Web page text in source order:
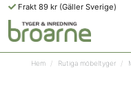
Frakt 89 kr (Gäller Sverige)
Hem Rutiga möbeltyger